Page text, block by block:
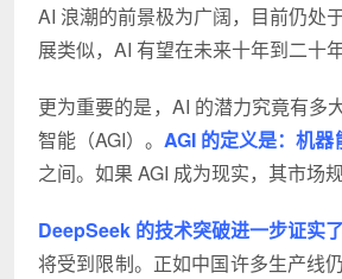
AI 浪潮的前景极为广阔，目前仍处
展类似，AI 有望在未来十年到二十
更为重要的是，AI 的潜力究竟有多
智能（AGI）。AGI 的定义是：机
之间。如果 AGI 成为现实，其市场
DeepSeek 的技术突破进一步证实
将受到限制。正如中国许多生产线